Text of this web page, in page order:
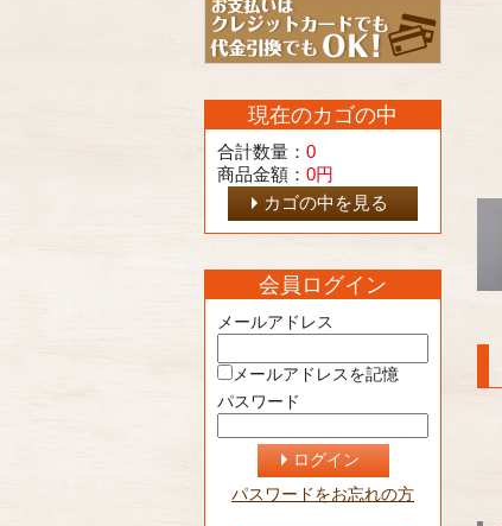
現在のカゴの中
合計数量： 0
商品金額： 0円
カゴの中を見る
会員ログイン
メールアドレス
メールアドレスを記憶
パスワード
ログイン
パスワードをお忘れの方